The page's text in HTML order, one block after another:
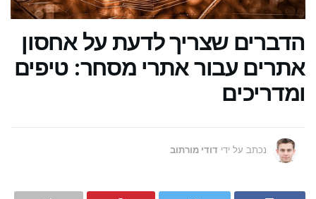
הדברים שצריך לדעת על אחסון
אתרים עבור אתרי מסחר: טיפים
ומדריכים
נכתב על ידי דודי מורתוב